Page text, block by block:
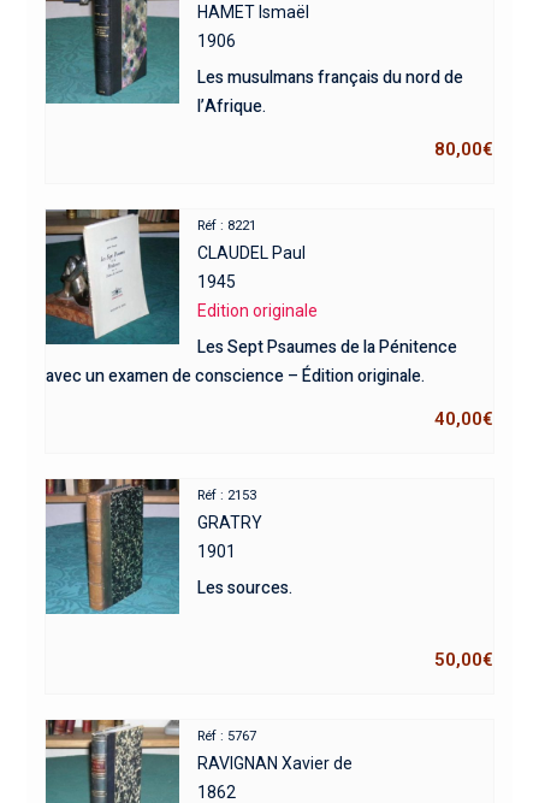
HAMET Ismaël
1906
Les musulmans français du nord de
l’Afrique.
80,00€
Réf : 8221
CLAUDEL Paul
1945
Edition originale
Les Sept Psaumes de la Pénitence
avec un examen de conscience – Édition originale.
40,00€
Réf : 2153
GRATRY
1901
Les sources.
50,00€
Réf : 5767
RAVIGNAN Xavier de
1862